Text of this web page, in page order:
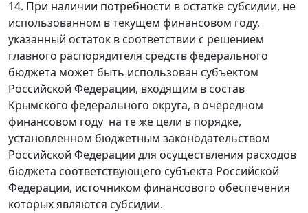
14. При наличии потребности в остатке субсидии, не
использованном в текущем финансовом году,
указанный остаток в соответствии с решением
главного распорядителя средств федерального
бюджета может быть использован субъектом
Российской Федерации, входящим в состав
Крымского федерального округа, в очередном
финансовом году на те же цели в порядке,
установленном бюджетным законодательством
Российской Федерации для осуществления расходов
бюджета соответствующего субъекта Российской
Федерации, источником финансового обеспечения
которых являются субсидии.